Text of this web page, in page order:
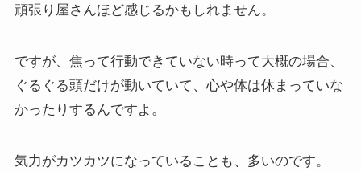
頑張り屋さんほど感じるかもしれません。
ですが、焦って行動できていない時って大概の場合、
ぐるぐる頭だけが動いていて、心や体は休まっていな
かったりするんですよ。
気力がカツカツになっていることも、多いのです。